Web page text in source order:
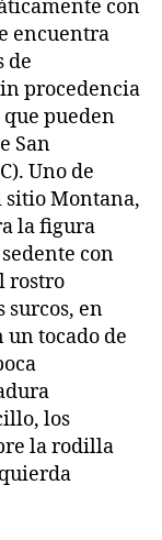
con
encuentra
de
procedencia
pueden
San
Uno de
sitio Montana,
la figura
con
rostro
surcos, en
un tocado de
los
la rodilla